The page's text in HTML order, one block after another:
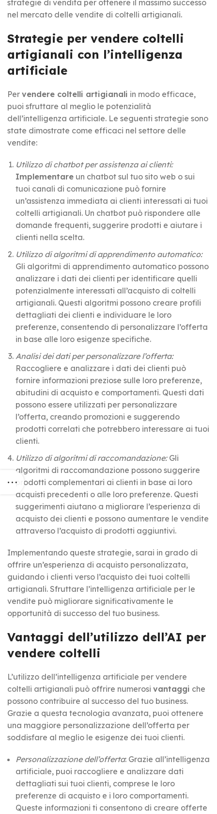
strategie di vendita per ottenere il massimo successo
nel mercato delle vendite di coltelli artigianali.
Strategie per vendere coltelli
artigianali con l’intelligenza
artificiale
Per vendere coltelli artigianali in modo efficace,
puoi sfruttare al meglio le potenzialità
dell’intelligenza artificiale. Le seguenti strategie sono
state dimostrate come efficaci nel settore delle
vendite:
Utilizzo di chatbot per assistenza ai clienti:
Implementare un chatbot sul tuo sito web o sui
tuoi canali di comunicazione può fornire
un’assistenza immediata ai clienti interessati ai tuoi
coltelli artigianali. Un chatbot può rispondere alle
domande frequenti, suggerire prodotti e aiutare i
clienti nella scelta.
Utilizzo di algoritmi di apprendimento automatico:
Gli algoritmi di apprendimento automatico possono
analizzare i dati dei clienti per identificare quelli
potenzialmente interessati all’acquisto di coltelli
artigianali. Questi algoritmi possono creare profili
dettagliati dei clienti e individuare le loro
preferenze, consentendo di personalizzare l’offerta
in base alle loro esigenze specifiche.
Analisi dei dati per personalizzare l’offerta:
Raccogliere e analizzare i dati dei clienti può
fornire informazioni preziose sulle loro preferenze,
abitudini di acquisto e comportamenti. Questi dati
possono essere utilizzati per personalizzare
l’offerta, creando promozioni e suggerendo
prodotti correlati che potrebbero interessare ai tuoi
clienti.
Utilizzo di algoritmi di raccomandazione:Gli
algoritmi di raccomandazione possono suggerire
prodotti complementari ai clienti in base ai loro
acquisti precedenti o alle loro preferenze. Questi
suggerimenti aiutano a migliorare l’esperienza di
acquisto dei clienti e possono aumentare le vendite
attraverso l’acquisto di prodotti aggiuntivi.
Implementando queste strategie, sarai in grado di
offrire un’esperienza di acquisto personalizzata,
guidando i clienti verso l’acquisto dei tuoi coltelli
artigianali. Sfruttare l’intelligenza artificiale per le
vendite può migliorare significativamente le
opportunità di successo del tuo business.
Vantaggi dell’utilizzo dell’AI per
vendere coltelli
L’utilizzo dell’intelligenza artificiale per vendere
coltelli artigianali può offrire numerosi vantaggi che
possono contribuire al successo del tuo business.
Grazie a questa tecnologia avanzata, puoi ottenere
una maggiore personalizzazione dell’offerta per
soddisfare al meglio le esigenze dei tuoi clienti.
Personalizzazione dell’offerta: Grazie all’intelligenza
artificiale, puoi raccogliere e analizzare dati
dettagliati sui tuoi clienti, comprese le loro
preferenze di acquisto e i loro comportamenti.
Queste informazioni ti consentono di creare offerte